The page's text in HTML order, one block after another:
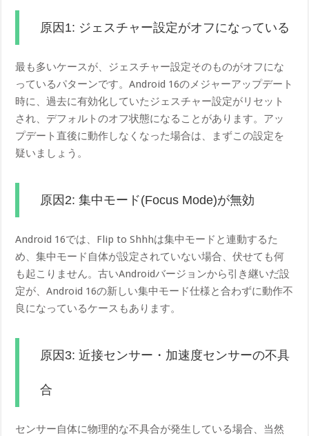
原因1: ジェスチャー設定がオフになっている
最も多いケースが、ジェスチャー設定そのものがオフにな
っているパターンです。Android 16のメジャーアップデート
時に、過去に有効化していたジェスチャー設定がリセット
され、デフォルトのオフ状態になることがあります。アッ
プデート直後に動作しなくなった場合は、まずこの設定を
疑いましょう。
原因2: 集中モード(Focus Mode)が無効
Android 16では、Flip to Shhhは集中モードと連動するた
め、集中モード自体が設定されていない場合、伏せても何
も起こりません。古いAndroidバージョンから引き継いだ設
定が、Android 16の新しい集中モード仕様と合わずに動作不
良になっているケースもあります。
原因3: 近接センサー・加速度センサーの不具
合
センサー自体に物理的な不具合が発生している場合、当然